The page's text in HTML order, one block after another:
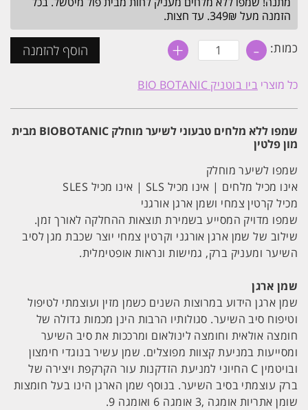
₪89.
₪71.
הזמנה מעל 349₪. עד חצות.
כמות: - כמות
של
ללא
מלחים
משקם
מוחלק
BioBotanic
+ הוסף להזמנה
כל מוצרי ביו בוטניק BIO BOTANIC
שמפו ללא מלחים טבעוני לשיער מוחלק BIOBOTANIC מבית
מון פלטין
שמפו לשיער מוחלק
אינו מכיל מלחים | אינו מכיל SLS | אינו מכיל SLES
מכיל קרטין צמחי ושמן ארגן אורגני
שמפו מדויק המסייע בשמירת תוצאות ההחלקה לאורך זמן.
שילוב של שמן ארגן אורגני וקרטין צמחי יוצר שכבת מגן לסיב
השיער ומעניק ברק, גמישות ונראות אופטימלית.
שמן ארגן
שמן ארגן הידוע במרוצות השנים כשמן מזין ועוצמתי לטיפול
וטיפוח סיב השיער. סגולותיו הרבות הינן מכמות גדולה של
חומצה אולאית וחומצה לינולאום ומרככות את סיב השיער
ומסייעות במניעת קצוות מפוצלים. שמן עשיר בנוגדי חימצון
ובויטמין C החיוני למניעת הזדקנות עור הקרקפת ויצירה של
ברק עוצמתי בסיב השיער. בנוסף שמן הארגן הינו בעל חומצות
שומן אתריות אומגה ,3 אומגה 6 ואומגה 9.